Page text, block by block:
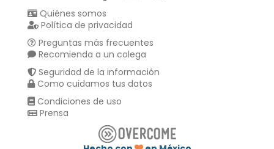
Quiénes somos
Política de privacidad
Preguntas más frecuentes
Recomienda a un colega
Seguridad de la información
Como cuidamos tus datos
Condiciones de uso
Prensa